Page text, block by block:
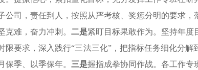
公司，责任到人，按照从严考核、奖惩分明的要求
克难，奋力冲刺。 二是紧盯目标果敢作为。坚持年
限要求，深入践行“三法三化”，把指标任务细化分
保季、以季保年。 三是握指成拳协同作战。各工作专